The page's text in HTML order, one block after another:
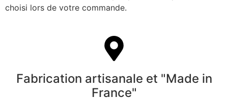
choisi lors de votre commande.
Fabrication artisanale et "Made in
France"